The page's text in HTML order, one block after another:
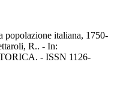
popolazione italiana, 1750-
R.. - In:
- ISSN 1126-